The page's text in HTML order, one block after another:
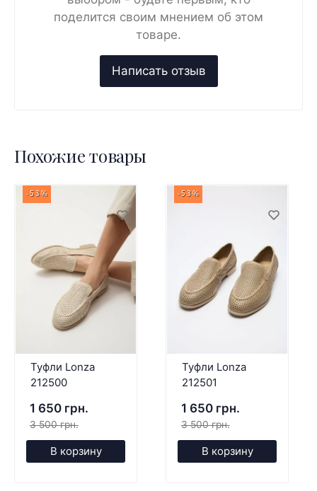
поделится своим мнением об этом
товаре.
Похожие товары
-53%
Туфли Lonza
212500
1 650 грн.
3 500 грн.
В корзину
-53%
Туфли Lonza
212501
1 650 грн.
3 500 грн.
В корзину